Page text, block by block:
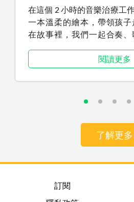
在這個 2 小時的音樂治療工
一本溫柔的繪本，帶領孩子
在故事裡，我們一起合奏、
圍中，孩子能自在地認識「
「思念」，學習用自己的方
別。
閱讀更多
了解更多
訂閱